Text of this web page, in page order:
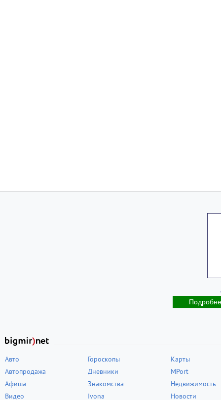
Авто
Автопродажа
Афиша
Видео
Гороскопы
Дневники
Знакомства
Ivona
Карты
MPort
Недвижимость
Новости